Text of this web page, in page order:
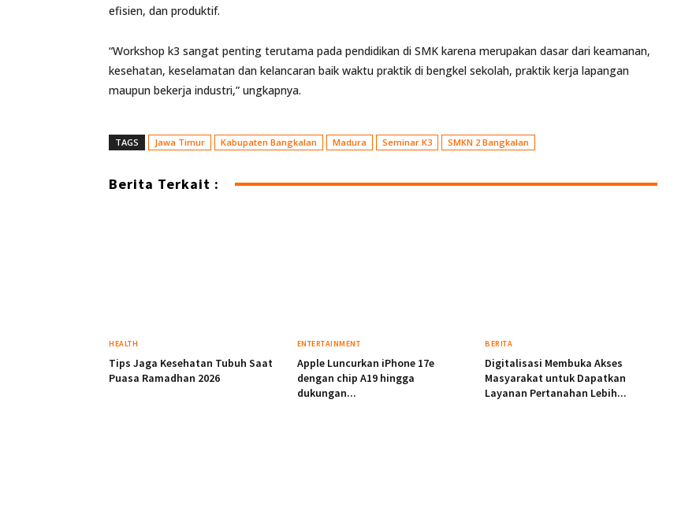
efisien, dan produktif.
“Workshop k3 sangat penting terutama pada pendidikan di SMK karena merupakan dasar dari keamanan,
kesehatan, keselamatan dan kelancaran baik waktu praktik di bengkel sekolah, praktik kerja lapangan
maupun bekerja industri,” ungkapnya.
TAGS Jawa Timur Kabupaten Bangkalan Madura Seminar K3 SMKN 2 Bangkalan
Berita Terkait :
HEALTH
Tips Jaga Kesehatan Tubuh Saat
Puasa Ramadhan 2026
ENTERTAINMENT
Apple Luncurkan iPhone 17e
dengan chip A19 hingga
dukungan...
BERITA
Digitalisasi Membuka Akses
Masyarakat untuk Dapatkan
Layanan Pertanahan Lebih...